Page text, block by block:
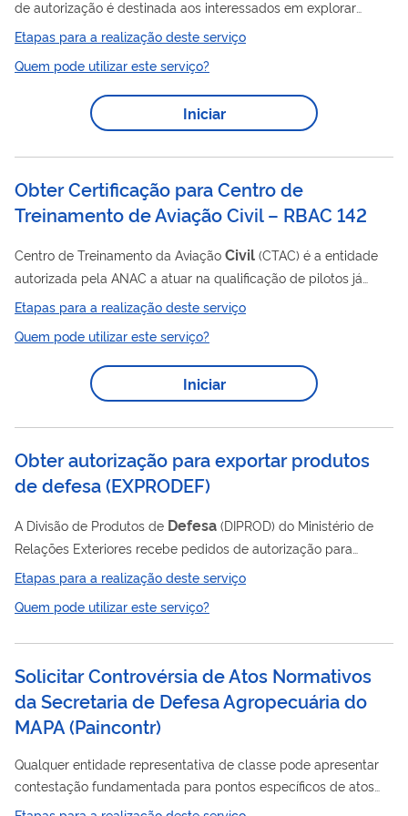
de autorização é destinada aos interessados em explorar
comercialmente infraestruturas aeroportuárias de propriedade
privada, inclusive mediante recolhimento de tarifas. A
regulamentação exige que tal estrutura siga as seguintes
operações de serviços aéreos privados, de serviços aéreos
autorizatário; - O...
Etapas para a realização deste serviço
Quem pode utilizar este serviço?
Iniciar
Obter Certificação para Centro de
Treinamento de Aviação Civil – RBAC 142
Centro de Treinamento da Aviação Civil (CTAC) é a entidade
autorizada pela ANAC a atuar na qualificação de pilotos já
formados. Diferenciam-se dos Centros de Instrução da Aviação
formação de pilotos. Os CTACs podem estar localizados no
Brasil ou em outros países. Além da qualificação dos pilotos, os
CTACs também podem ser autorizados a atuar na qualificação
operacionais de voo e...
Etapas para a realização deste serviço
Quem pode utilizar este serviço?
Iniciar
Obter autorização para exportar produtos
de defesa(EXPRODEF)
A Divisão de Produtos de Defesa (DIPROD) do Ministério de
Relações Exteriores recebe pedidos de autorização para
negociações preliminares e pedidos de autorização para
pela tramitação dos pedidos no Itamaraty.
Etapas para a realização deste serviço
Quem pode utilizar este serviço?
Solicitar Controvérsia de Atos Normativos
da Secretaria de Defesa Agropecuária do
MAPA(Paincontr)
Qualquer entidade representativa de classe pode apresentar
contestação fundamentada para pontos especíﬁcos de atos
normativos relativos a ações da Secretaria de